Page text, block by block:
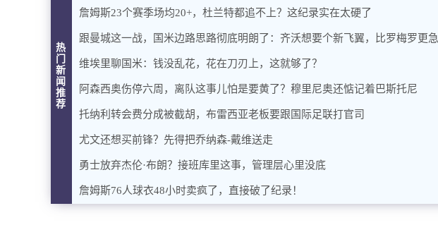
热
门
新
闻
推
荐
詹姆斯23个赛季场均20+，杜兰特都追不上？这纪录实在太硬了
跟曼城这一战，国米边路思路彻底明朗了：齐沃想要个新飞翼，比罗梅罗更急
维埃里聊国米：钱没乱花，花在刀刃上，这就够了？
阿森西奥伤停六周，离队这事儿怕是要黄了？穆里尼奥还惦记着巴斯托尼
托纳利转会费分成被截胡，布雷西亚老板要跟国际足联打官司
尤文还想买前锋？先得把乔纳森-戴维送走
勇士放弃杰伦·布朗？接班库里这事，管理层心里没底
詹姆斯76人球衣48小时卖疯了，直接破了纪录！